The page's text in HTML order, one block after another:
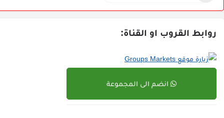
روابط القروب او القناة:
انضم الى المجموعة